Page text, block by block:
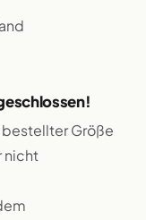
bestellter Größe
nicht